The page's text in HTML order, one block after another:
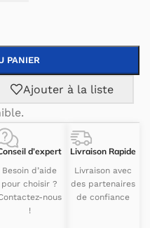
PANIER
Ajouter à la liste
d’expert
Besoin d’aide
pour choisir ?
nous
!
Livraison Rapide
Livraison avec
des partenaires
de confiance